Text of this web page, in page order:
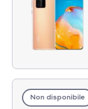
Non disponibile